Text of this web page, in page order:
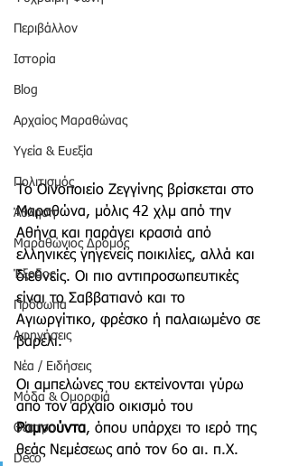
Περιβάλλον
Ιστορία
Blog
Αρχαίος Μαραθώνας
Υγεία & Ευεξία
Πολιτισμός
Άθληση
Μαραθώνιος Δρόμος
Έξοδος
Πρόσωπα
Αφηγήσεις
Νέα / Ειδήσεις
Μόδα & Ομορφιά
Θέατρο
Deco
Το Οινοποιείο Ζεγγίνης βρίσκεται στο
Μαραθώνα, μόλις 42 χλμ από την
Αθήνα και παράγει κρασιά από
ελληνικές γηγενείς ποικιλίες, αλλά και
διεθνείς. Οι πιο αντιπροσωπευτικές
είναι το Σαββατιανό και το
Αγιωργίτικο, φρέσκο ή παλαιωμένο σε
βαρέλι.
Οι αμπελώνες του εκτείνονται γύρω
από τον αρχαίο οικισμό του
Ραμνούντα, όπου υπάρχει το ιερό της
θεάς Νεμέσεως από τον 6ο αι. π.Χ.